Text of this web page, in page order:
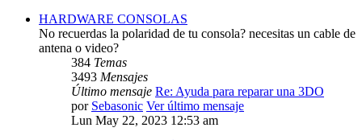
HARDWARE CONSOLAS
No recuerdas la polaridad de tu consola? necesitas un cable de
antena o video?
384 Temas
3493 Mensajes
Último mensaje Re: Ayuda para reparar una 3DO
por Sebasonic Ver último mensaje
Lun May 22, 2023 12:53 am